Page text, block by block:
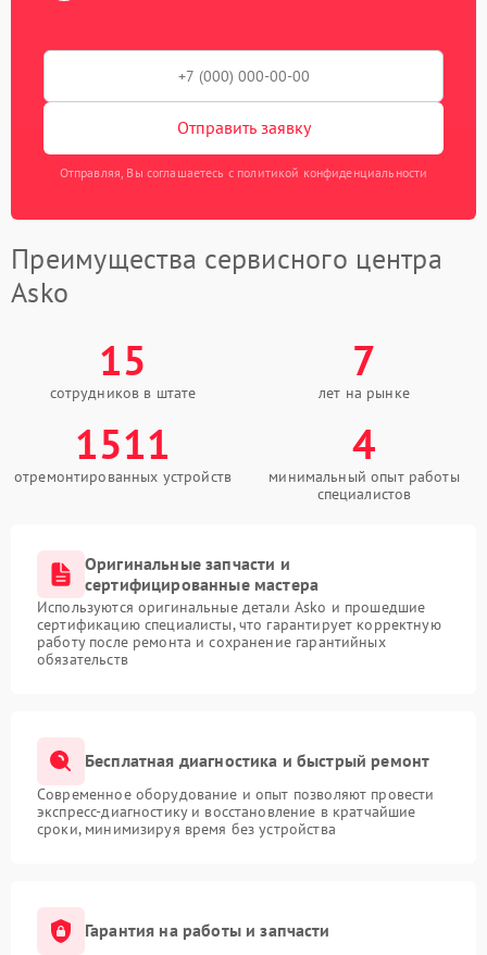
Отправить заявку
Отправляя, Вы соглашаетесь с политикой конфиденциальности
Преимущества сервисного центра
Asko
15
сотрудников в штате
7
лет на рынке
1511
отремонтированных устройств
4
минимальный опыт работы
специалистов
Оригинальные запчасти и
сертифицированные мастера
Используются оригинальные детали Asko и прошедшие
сертификацию специалисты, что гарантирует корректную
работу после ремонта и сохранение гарантийных
обязательств
Бесплатная диагностика и быстрый ремонт
Современное оборудование и опыт позволяют провести
экспресс-диагностику и восстановление в кратчайшие
сроки, минимизируя время без устройства
Гарантия на работы и запчасти